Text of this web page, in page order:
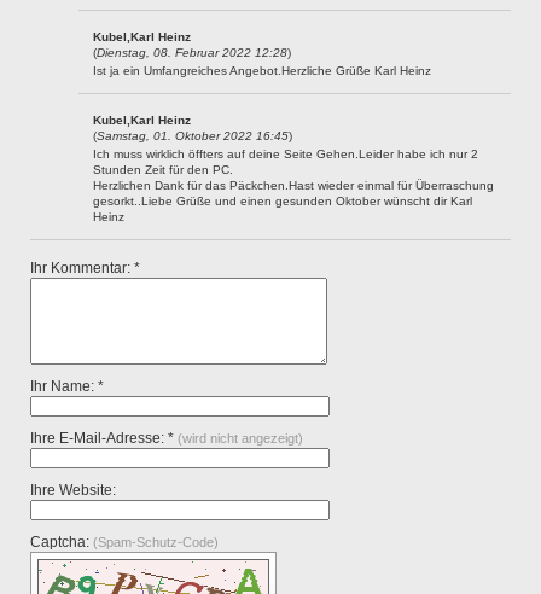
Kubel,Karl Heinz
(Dienstag, 08. Februar 2022 12:28)
Ist ja ein Umfangreiches Angebot.Herzliche Grüße Karl Heinz
Kubel,Karl Heinz
(Samstag, 01. Oktober 2022 16:45)
Ich muss wirklich öffters auf deine Seite Gehen.Leider habe ich nur 2
Stunden Zeit für den PC.
Herzlichen Dank für das Päckchen.Hast wieder einmal für Überraschung
gesorkt..Liebe Grüße und einen gesunden Oktober wünscht dir Karl
Heinz
Ihr Kommentar: *
Ihr Name: *
Ihre E-Mail-Adresse: * (wird nicht angezeigt)
Ihre Website:
Captcha: (Spam-Schutz-Code)